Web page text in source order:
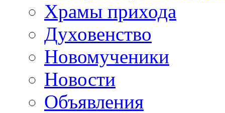
Храмы прихода
Духовенство
Новомученики
Новости
Объявления